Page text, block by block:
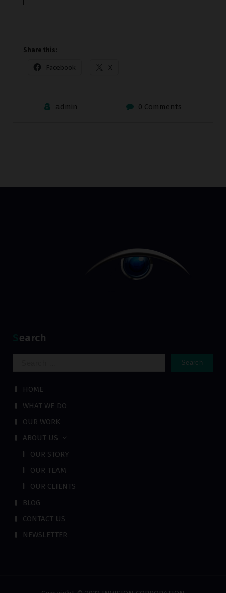
Share this:
Facebook X
admin 0 Comments
Search
for:
HOME
WHAT WE DO
OUR WORK
ABOUT US
OUR STORY
OUR TEAM
OUR CLIENTS
BLOG
CONTACT US
NEWSLETTER